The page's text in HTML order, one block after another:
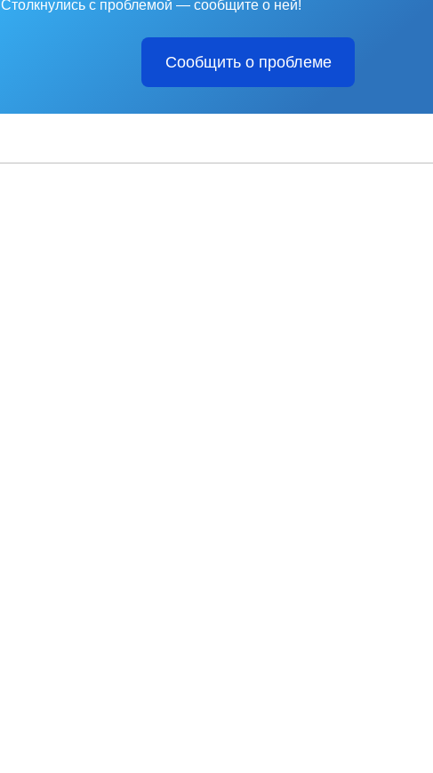
Столкнулись с проблемой — сообщите о ней!
Сообщить о проблеме